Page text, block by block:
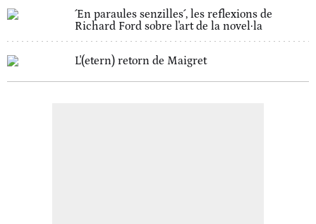
´En paraules senzilles´, les reflexions de
Richard Ford sobre l'art de la novel·la
L'(etern) retorn de Maigret